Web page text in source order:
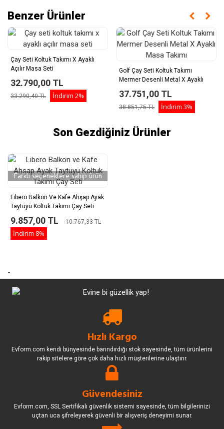
Benzer Ürünler
Çay Seti Koltuk Takımı X Ayaklı
Açılır Masa Seti
32.790,00 TL
33.290,40 TL İndirim 2%
Golf Çay Seti Koltuk Takımı
Mermer Desenli Metal X Ayaklı
37.751,00 TL
38.851,75 TL İndirim 3%
Son Gezdiğiniz Ürünler
Farklı seçeneklere sahip ürün
Libero Balkon Ve Kafe Ahşap Ayak
Taytüyü Koltuk Takımı Çay Seti
9.857,00 TL 10.767,33 TL
İndirim 8%
-
Hızlı Kargo
Evform.com kendi bünyesinde barındırdığı stok sayesinde, tüm ürünlerini
rakip sitelere göre çok daha hızlı müşterilerine ulaştırır.
Güvendesiniz
Evform.com, SSL Sertifikalı güvenlik sistemi sayesinde, tüm bilgilerinizi
uçtan uca şifreleyerek güvenli bir alışveriş deneyimi sunar.